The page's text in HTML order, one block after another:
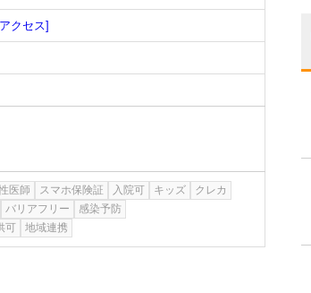
クセス]
医師 スマホ保険証 入院可 キッズ
クレカ
バリアフリー
感染予防
可 地域連携